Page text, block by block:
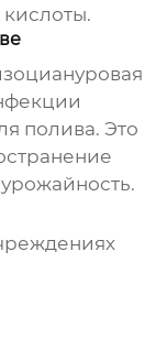
.
полива. Это